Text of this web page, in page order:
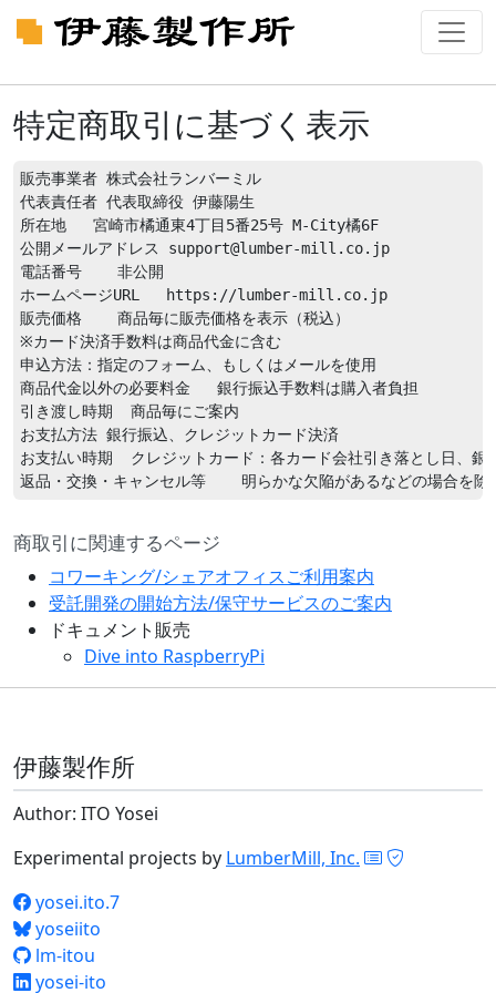
特定商取引に基づく表示
販売事業者 株式会社ランバーミル
代表責任者 代表取締役 伊藤陽生
所在地   宮崎市橘通東4丁目5番25号 M-City橘6F
公開メールアドレス support@lumber-mill.co.jp
電話番号    非公開
ホームページURL   https://lumber-mill.co.jp
販売価格    商品毎に販売価格を表示（税込）
※カード決済手数料は商品代金に含む
申込方法：指定のフォーム、もしくはメールを使用
商品代金以外の必要料金   銀行振込手数料は購入者負担
引き渡し時期  商品毎にご案内
お支払方法 銀行振込、クレジットカード決済
お支払い時期  クレジットカード：各カード会社引き落とし日、銀
商取引に関連するページ
コワーキング/シェアオフィスご利用案内
受託開発の開始方法/保守サービスのご案内
ドキュメント販売
Dive into RaspberryPi
伊藤製作所
Author: ITO Yosei
Experimental projects by LumberMill, Inc.
yosei.ito.7
yoseiito
lm-itou
yosei-ito